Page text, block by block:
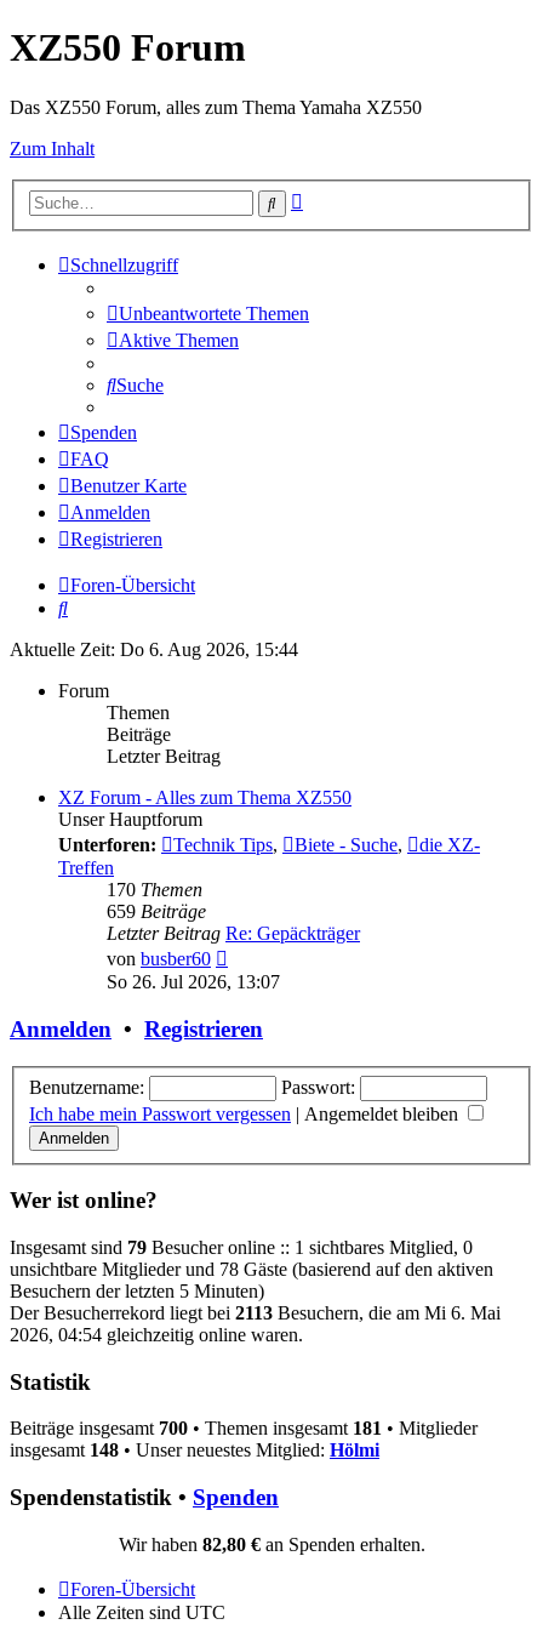
XZ550 Forum
Das XZ550 Forum, alles zum Thema Yamaha XZ550
Zum Inhalt
Suche
Schnellzugriff
Unbeantwortete Themen
Aktive Themen
Suche
Spenden
FAQ
Benutzer Karte
Anmelden
Registrieren
Foren-Übersicht
Suche
Aktuelle Zeit: Do 6. Aug 2026, 15:44
Forum
Themen
Beiträge
Letzter Beitrag
XZ Forum - Alles zum Thema XZ550
Unser Hauptforum
Unterforen:
Technik Tips, Biete - Suche,
die XZ-
Treffen
170 Themen
659 Beiträge
Letzter Beitrag Re: Gepäckträger
von busber60
Beitrag
So 26. Jul 2026, 13:07
Anmelden • Registrieren
Benutzername:
Passwort:
Ich habe mein Passwort vergessen | Angemeldet bleiben
Wer ist online?
Insgesamt sind 79 Besucher online :: 1 sichtbares Mitglied, 0
unsichtbare Mitglieder und 78 Gäste (basierend auf den aktiven
Besuchern der letzten 5 Minuten)
Der Besucherrekord liegt bei 2113 Besuchern, die am Mi 6. Mai
2026, 04:54 gleichzeitig online waren.
Statistik
Beiträge insgesamt 700 • Themen insgesamt 181 • Mitglieder
insgesamt 148 • Unser neuestes Mitglied: Hölmi
Spendenstatistik • Spenden
Wir haben 82,80 €an Spenden erhalten.
Foren-Übersicht
Alle Zeiten sind UTC